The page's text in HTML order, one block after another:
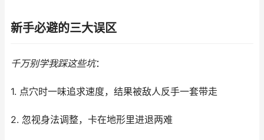
新手必避的三大误区
千万别学我踩这些坑：
1. 点穴时一味追求速度，结果被敌人反手一套带走
2. 忽视身法调整，卡在地形里进退两难